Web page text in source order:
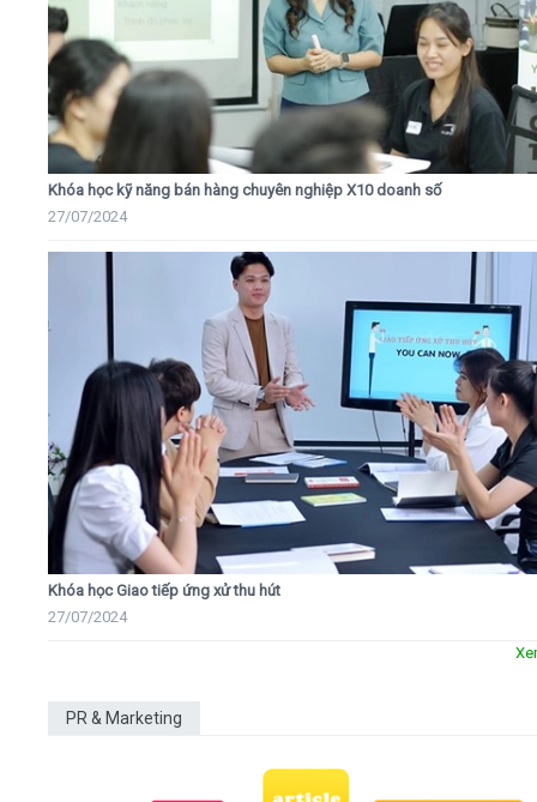
Khóa học kỹ năng bán hàng chuyên nghiệp X10 doanh số
27/07/2024
Khóa học Giao tiếp ứng xử thu hút
27/07/2024
PR & Marketing